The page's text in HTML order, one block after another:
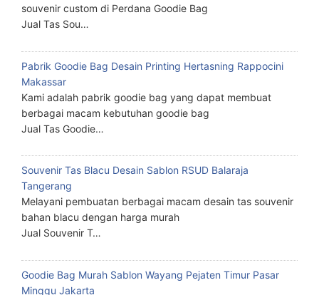
souvenir custom di Perdana Goodie Bag
Jual Tas Sou…
Pabrik Goodie Bag Desain Printing Hertasning Rappocini
Makassar
Kami adalah pabrik goodie bag yang dapat membuat
berbagai macam kebutuhan goodie bag
Jual Tas Goodie…
Souvenir Tas Blacu Desain Sablon RSUD Balaraja
Tangerang
Melayani pembuatan berbagai macam desain tas souvenir
bahan blacu dengan harga murah
Jual Souvenir T…
Goodie Bag Murah Sablon Wayang Pejaten Timur Pasar
Minggu Jakarta